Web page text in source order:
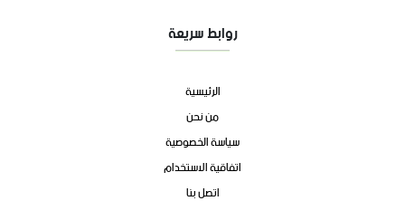
روابط سريعة
الرئيسية
من نحن
سياسة الخصوصية
اتفاقية الاستخدام
اتصل بنا